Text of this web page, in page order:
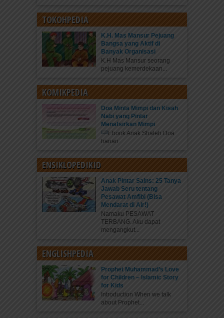
TOKOHPEDIA
K.H. Mas Mansur Pejuang
Bangsa yang Aktif di
Banyak Organisasi
K.H Mas Mansur seorang
pejuang kemerdekaan...
KOMIKPEDIA
Doa Minta Mimpi dan Kisah
Nabi yang Pintar
Menafsirkan Mimpi
Ebook Anak Shaleh Doa
harian...
ENSIKLOPEDIKID
Anak Pintar Sains: 25 Tanya
Jawab Seru tentang
Pesawat Amfibi (Bisa
Mendarat di Air!)
Namaku PESAWAT
TERBANG. Aku dapat
mengangkut...
ENGLISHPEDIA
Prophet Muhammad’s Love
for Children – Islamic Story
for Kids
Introduction When we talk
about Prophet...